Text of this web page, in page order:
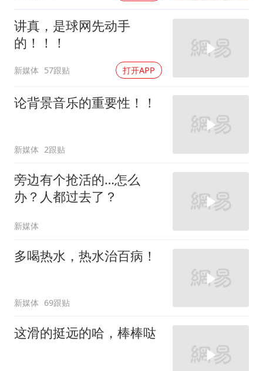
讲真，是球网先动手
的！！！
新媒体 57跟贴 打开APP
论背景音乐的重要性！！
新媒体 2跟贴
旁边有个抢活的…怎么
办？人都过去了？
新媒体
多喝热水，热水治百病！
新媒体 69跟贴
这滑的挺远的哈，棒棒哒